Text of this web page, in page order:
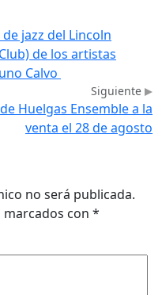
jazz del Lincoln
de los artistas
Calvo
Siguiente
Huelgas Ensemble a la
venta el 28 de agosto
no será publicada.
con *